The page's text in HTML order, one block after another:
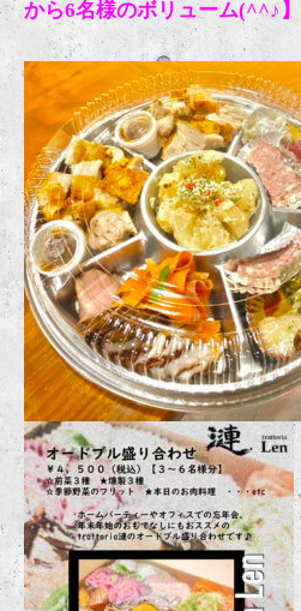
から6名様のボリューム(^^♪】